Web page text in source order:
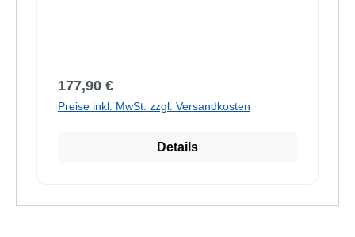
Regulärer Preis:
177,90 €
Preise inkl. MwSt. zzgl. Versandkosten
Details